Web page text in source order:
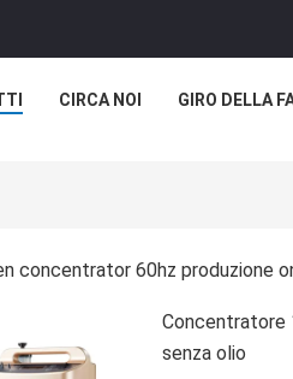
CIRCA NOI GIRO DELLA
concentrator 60hz produzione
Concentratore
senza olio